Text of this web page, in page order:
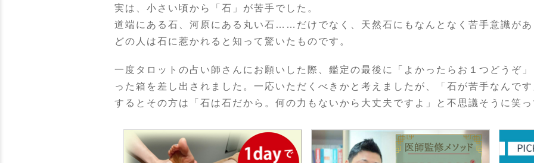
実は、小さい頃から「石」が苦手でした。
道端にある石、河原にある丸い石……だけでなく、天然石にもなんとなく苦手意識が
どの人は石に惹かれると知って驚いたものです。
一度タロットの占い師さんにお願いした際、鑑定の最後に「よかったらお１つどうぞ
った箱を差し出されました。一応いただくべきかと考えましたが、「石が苦手なんで
するとその方は「石は石だから。何の力もないから大丈夫ですよ」と不思議そうに笑